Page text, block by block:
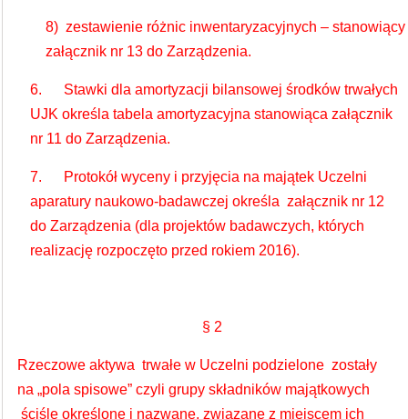
8) zestawienie różnic inwentaryzacyjnych – stanowiący
załącznik nr 13 do Zarządzenia.
6. Stawki dla amortyzacji bilansowej środków trwałych
UJK określa tabela amortyzacyjna stanowiąca załącznik
nr 11 do Zarządzenia.
7. Protokół wyceny i przyjęcia na majątek Uczelni
aparatury naukowo-badawczej określa załącznik nr 12
do Zarządzenia (dla projektów badawczych, których
realizację rozpoczęto przed rokiem 2016).
§ 2
Rzeczowe aktywa trwałe w Uczelni podzielone zostały
na „pola spisowe” czyli grupy składników majątkowych
ściśle określone i nazwane, związane z miejscem ich